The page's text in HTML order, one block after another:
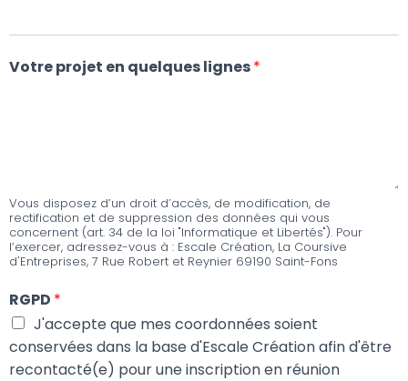
Votre projet en quelques lignes*
Vous disposez d’un droit d’accès, de modification, de
rectification et de suppression des données qui vous
concernent (art. 34 de la loi "Informatique et Libertés"). Pour
l’exercer, adressez-vous à : Escale Création, La Coursive
d'Entreprises, 7 Rue Robert et Reynier 69190 Saint-Fons
RGPD *
J'accepte que mes coordonnées soient
conservées dans la base d'Escale Création afin d'être
recontacté(e) pour une inscription en réunion